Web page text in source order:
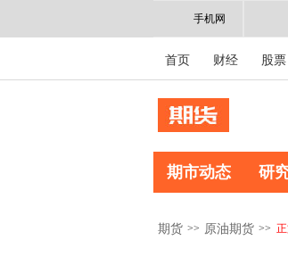
手机网
首页 财经 股票
期市动态 研
期货 >> 原油期货 >>